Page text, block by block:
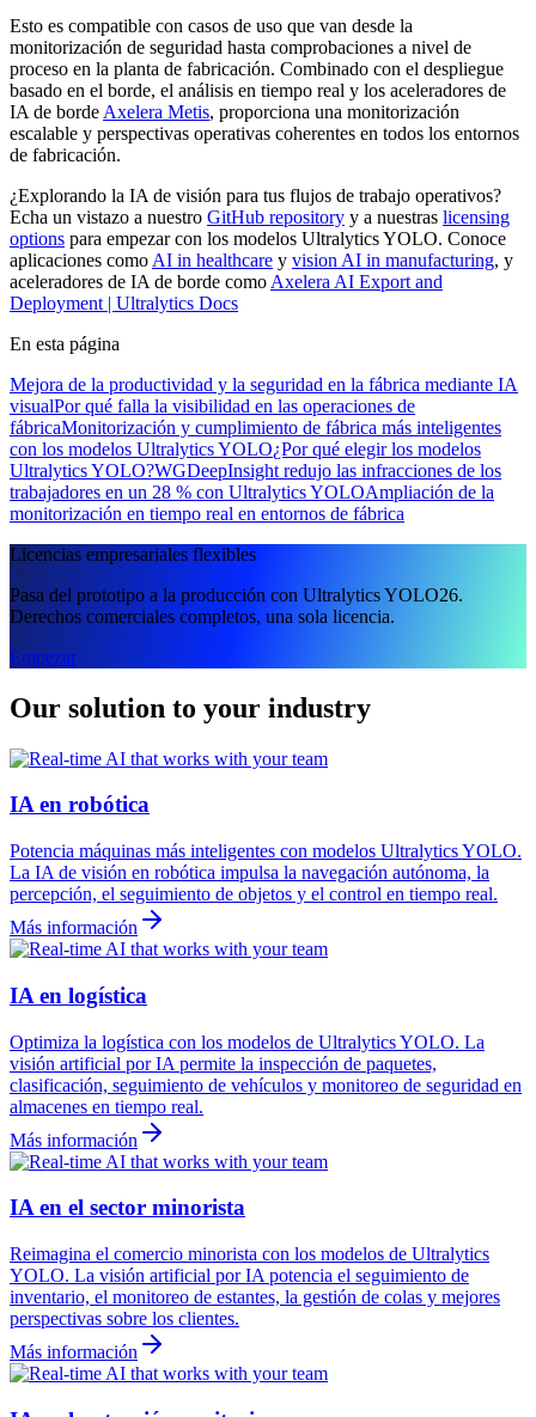
Esto es compatible con casos de uso que van desde la
monitorización de seguridad hasta comprobaciones a nivel de
proceso en la planta de fabricación. Combinado con el despliegue
basado en el borde, el análisis en tiempo real y los aceleradores de
IA de borde Axelera Metis, proporciona una monitorización
escalable y perspectivas operativas coherentes en todos los entornos
de fabricación.
¿Explorando la IA de visión para tus flujos de trabajo operativos?
Echa un vistazo a nuestro GitHub repository y a nuestras licensing
options para empezar con los modelos Ultralytics YOLO. Conoce
aplicaciones como AI in healthcare y vision AI in manufacturing, y
aceleradores de IA de borde como Axelera AI Export and
Deployment | Ultralytics Docs
En esta página
Mejora de la productividad y la seguridad en la fábrica mediante IA
visualPor qué falla la visibilidad en las operaciones de
fábricaMonitorización y cumplimiento de fábrica más inteligentes
con los modelos Ultralytics YOLO¿Por qué elegir los modelos
Ultralytics YOLO?WGDeepInsight redujo las infracciones de los
trabajadores en un 28 % con Ultralytics YOLOAmpliación de la
monitorización en tiempo real en entornos de fábrica
Licencias empresariales flexibles
Pasa del prototipo a la producción con Ultralytics YOLO26.
Derechos comerciales completos, una sola licencia.
Empezar
Our solution to your industry
IA en robótica
Potencia máquinas más inteligentes con modelos Ultralytics YOLO.
La IA de visión en robótica impulsa la navegación autónoma, la
percepción, el seguimiento de objetos y el control en tiempo real.
Más información
IA en logística
Optimiza la logística con los modelos de Ultralytics YOLO. La
visión artificial por IA permite la inspección de paquetes,
clasificación, seguimiento de vehículos y monitoreo de seguridad en
almacenes en tiempo real.
Más información
IA en el sector minorista
Reimagina el comercio minorista con los modelos de Ultralytics
YOLO. La visión artificial por IA potencia el seguimiento de
inventario, el monitoreo de estantes, la gestión de colas y mejores
perspectivas sobre los clientes.
Más información